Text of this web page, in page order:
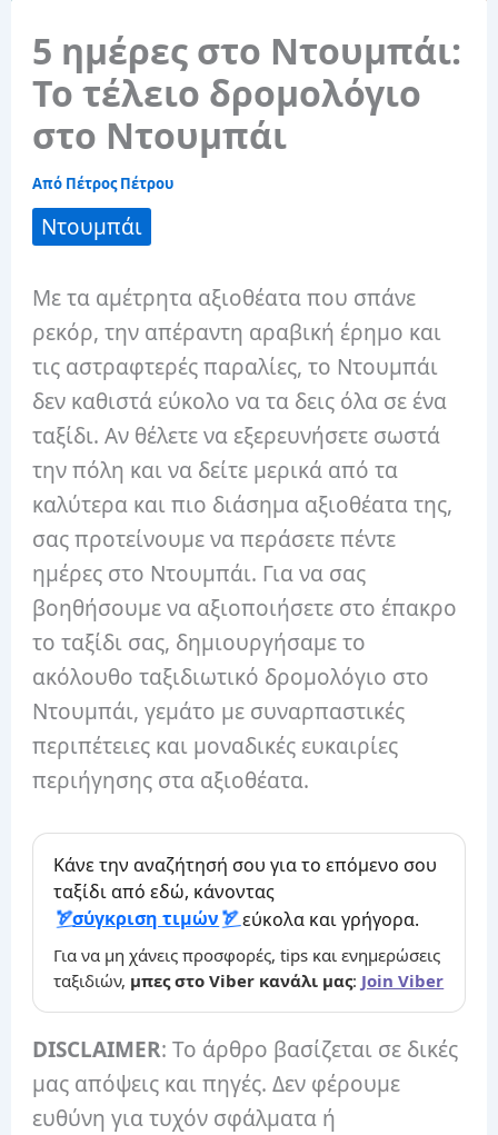
5 ημέρες στο Ντουμπάι:
Το τέλειο δρομολόγιο
στο Ντουμπάι
Από Πέτρος Πέτρου
Ντουμπάι
Με τα αμέτρητα αξιοθέατα που σπάνε
ρεκόρ, την απέραντη αραβική έρημο και
τις αστραφτερές παραλίες, το Ντουμπάι
δεν καθιστά εύκολο να τα δεις όλα σε ένα
ταξίδι. Αν θέλετε να εξερευνήσετε σωστά
την πόλη και να δείτε μερικά από τα
καλύτερα και πιο διάσημα αξιοθέατα της,
σας προτείνουμε να περάσετε πέντε
ημέρες στο Ντουμπάι. Για να σας
βοηθήσουμε να αξιοποιήσετε στο έπακρο
το ταξίδι σας, δημιουργήσαμε το
ακόλουθο ταξιδιωτικό δρομολόγιο στο
Ντουμπάι, γεμάτο με συναρπαστικές
περιπέτειες και μοναδικές ευκαιρίες
περιήγησης στα αξιοθέατα.
Κάνε την αναζήτησή σου για το επόμενο σου
ταξίδι από εδώ, κάνοντας
σύγκριση τιμών
εύκολα και γρήγορα.
Για να μη χάνεις προσφορές, tips και ενημερώσεις
ταξιδιών, μπες στο Viber κανάλι μας: Join Viber
DISCLAIMER: Το άρθρο βασίζεται σε δικές
μας απόψεις και πηγές. Δεν φέρουμε
ευθύνη για τυχόν σφάλματα ή